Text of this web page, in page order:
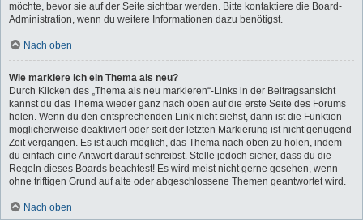
möchte, bevor sie auf der Seite sichtbar werden. Bitte kontaktiere die Board-
Administration, wenn du weitere Informationen dazu benötigst.
Nach oben
Wie markiere ich ein Thema als neu?
Durch Klicken des „Thema als neu markieren“-Links in der Beitragsansicht
kannst du das Thema wieder ganz nach oben auf die erste Seite des Forums
holen. Wenn du den entsprechenden Link nicht siehst, dann ist die Funktion
möglicherweise deaktiviert oder seit der letzten Markierung ist nicht genügend
Zeit vergangen. Es ist auch möglich, das Thema nach oben zu holen, indem
du einfach eine Antwort darauf schreibst. Stelle jedoch sicher, dass du die
Regeln dieses Boards beachtest! Es wird meist nicht gerne gesehen, wenn
ohne triftigen Grund auf alte oder abgeschlossene Themen geantwortet wird.
Nach oben